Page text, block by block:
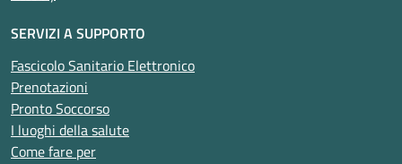
SERVIZI A SUPPORTO
Fascicolo Sanitario Elettronico
Prenotazioni
Pronto Soccorso
I luoghi della salute
Come fare per